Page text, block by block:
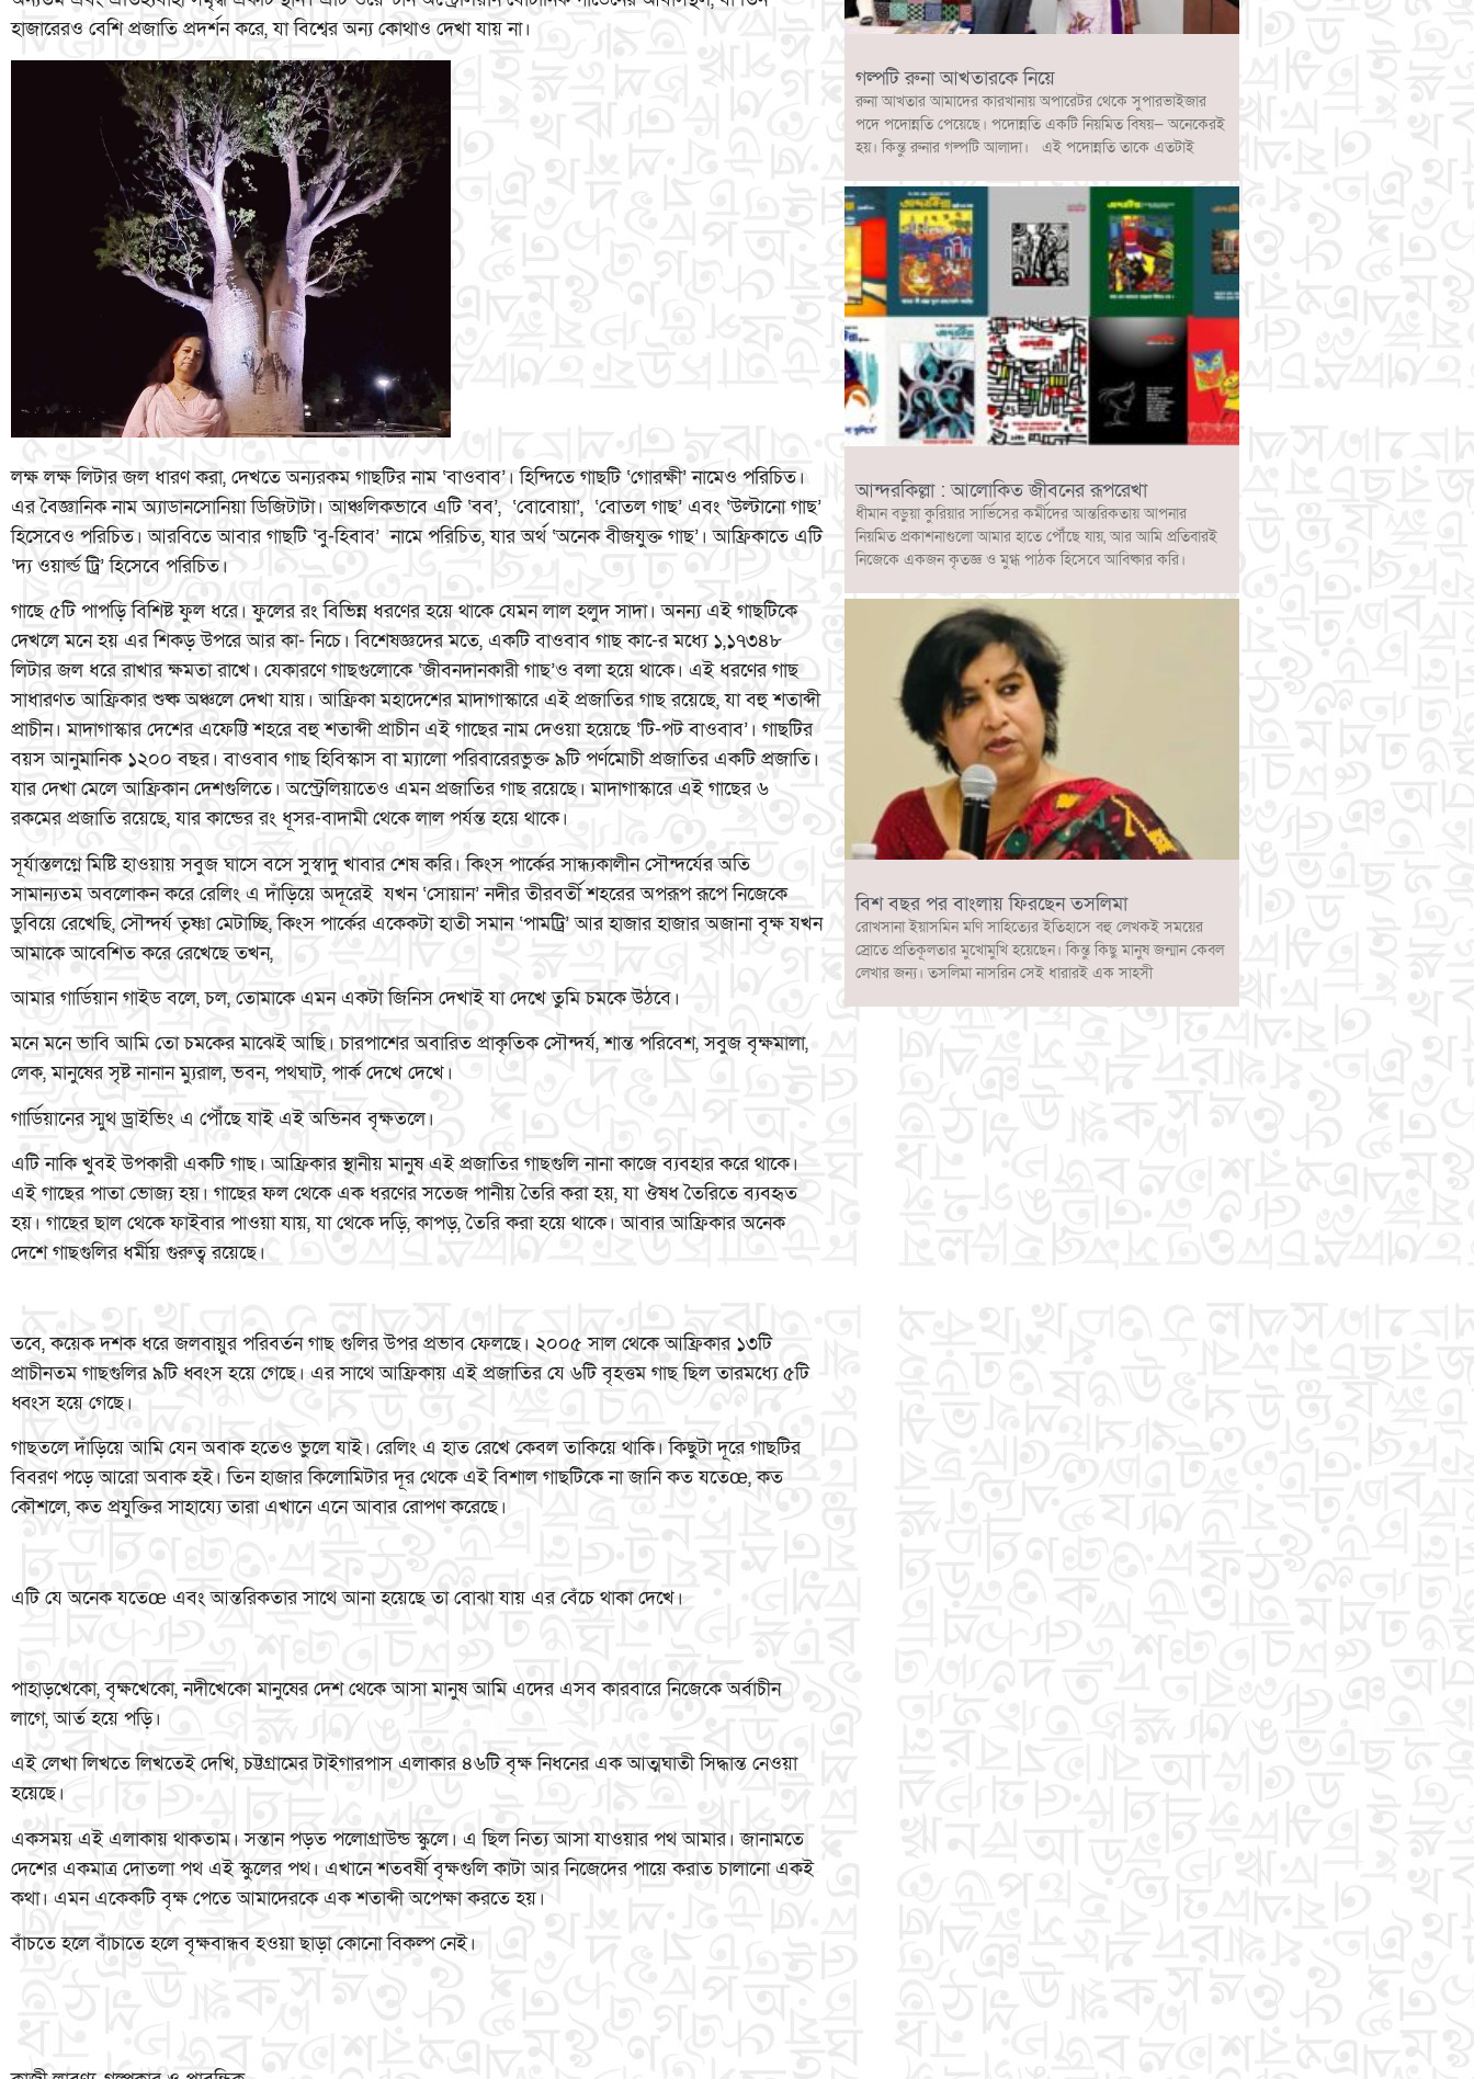
হাজারেরও বেশি প্রজাতি প্রদর্শন করে, যা বিশ্বের অন্য কোথাও দেখা যায় না।
লক্ষ লক্ষ লিটার জল ধারণ করা, দেখতে অন্যরকম গাছটির নাম ‘বাওবাব’। হিন্দিতে গাছটি ‘গোরক্ষী’ নামেও পরিচিত।
এর বৈজ্ঞানিক নাম অ্যাডানসোনিয়া ডিজিটাটা। আঞ্চলিকভাবে এটি ‘বব’, ‘বোবোয়া’, ‘বোতল গাছ’ এবং ‘উল্টানো গাছ’
হিসেবেও পরিচিত। আরবিতে আবার গাছটি ‘বু-হিবাব’ নামে পরিচিত, যার অর্থ ‘অনেক বীজযুক্ত গাছ’। আফ্রিকাতে এটি
‘দ্য ওয়ার্ল্ড ট্রি’ হিসেবে পরিচিত।
গাছে ৫টি পাপড়ি বিশিষ্ট ফুল ধরে। ফুলের রং বিভিন্ন ধরণের হয়ে থাকে যেমন লাল হলুদ সাদা। অনন্য এই গাছটিকে
দেখলে মনে হয় এর শিকড় উপরে আর কা- নিচে। বিশেষজ্ঞদের মতে, একটি বাওবাব গাছ কা-ের মধ্যে ১,১৭৩৪৮
লিটার জল ধরে রাখার ক্ষমতা রাখে। যেকারণে গাছগুলোকে ‘জীবনদানকারী গাছ’ও বলা হয়ে থাকে। এই ধরণের গাছ
সাধারণত আফ্রিকার শুষ্ক অঞ্চলে দেখা যায়। আফ্রিকা মহাদেশের মাদাগাস্কারে এই প্রজাতির গাছ রয়েছে, যা বহু শতাব্দী
প্রাচীন। মাদাগাস্কার দেশের এফেট্টি শহরে বহু শতাব্দী প্রাচীন এই গাছের নাম দেওয়া হয়েছে ‘টি-পট বাওবাব’। গাছটির
বয়স আনুমানিক ১২০০ বছর। বাওবাব গাছ হিবিস্কাস বা ম্যালো পরিবারেরভুক্ত ৯টি পর্ণমোচী প্রজাতির একটি প্রজাতি।
যার দেখা মেলে আফ্রিকান দেশগুলিতে। অস্ট্রেলিয়াতেও এমন প্রজাতির গাছ রয়েছে। মাদাগাস্কারে এই গাছের ৬
রকমের প্রজাতি রয়েছে, যার কান্ডের রং ধূসর-বাদামী থেকে লাল পর্যন্ত হয়ে থাকে।
সূর্যাস্তলগ্নে মিষ্টি হাওয়ায় সবুজ ঘাসে বসে সুস্বাদু খাবার শেষ করি। কিংস পার্কের সান্ধ্যকালীন সৌন্দর্যের অতি
সামান্যতম অবলোকন করে রেলিং এ দাঁড়িয়ে অদূরেই যখন ‘সোয়ান’ নদীর তীরবর্তী শহরের অপরূপ রূপে নিজেকে
ডুবিয়ে রেখেছি, সৌন্দর্য তৃষ্ণা মেটাচ্ছি, কিংস পার্কের একেকটা হাতী সমান ‘পামট্রি’ আর হাজার হাজার অজানা বৃক্ষ যখন
আমাকে আবেশিত করে রেখেছে তখন,
আমার গার্ডিয়ান গাইড বলে, চল, তোমাকে এমন একটা জিনিস দেখাই যা দেখে তুমি চমকে উঠবে।
মনে মনে ভাবি আমি তো চমকের মাঝেই আছি। চারপাশের অবারিত প্রাকৃতিক সৌন্দর্য, শান্ত পরিবেশ, সবুজ বৃক্ষমালা,
লেক, মানুষের সৃষ্ট নানান ম্যুরাল, ভবন, পথঘাট, পার্ক দেখে দেখে।
গার্ডিয়ানের স্মুথ ড্রাইভিং এ পৌঁছে যাই এই অভিনব বৃক্ষতলে।
এটি নাকি খুবই উপকারী একটি গাছ। আফ্রিকার স্থানীয় মানুষ এই প্রজাতির গাছগুলি নানা কাজে ব্যবহার করে থাকে।
এই গাছের পাতা ভোজ্য হয়। গাছের ফল থেকে এক ধরণের সতেজ পানীয় তৈরি করা হয়, যা ঔষধ তৈরিতে ব্যবহৃত
হয়। গাছের ছাল থেকে ফাইবার পাওয়া যায়, যা থেকে দড়ি, কাপড়, তৈরি করা হয়ে থাকে। আবার আফ্রিকার অনেক
দেশে গাছগুলির ধর্মীয় গুরুত্ব রয়েছে।
তবে, কয়েক দশক ধরে জলবায়ুর পরিবর্তন গাছ গুলির উপর প্রভাব ফেলছে। ২০০৫ সাল থেকে আফ্রিকার ১৩টি
প্রাচীনতম গাছগুলির ৯টি ধ্বংস হয়ে গেছে। এর সাথে আফ্রিকায় এই প্রজাতির যে ৬টি বৃহত্তম গাছ ছিল তারমধ্যে ৫টি
ধ্বংস হয়ে গেছে।
গাছতলে দাঁড়িয়ে আমি যেন অবাক হতেও ভুলে যাই। রেলিং এ হাত রেখে কেবল তাকিয়ে থাকি। কিছুটা দূরে গাছটির
বিবরণ পড়ে আরো অবাক হই। তিন হাজার কিলোমিটার দূর থেকে এই বিশাল গাছটিকে না জানি কত যতেœ, কত
কৌশলে, কত প্রযুক্তির সাহায্যে তারা এখানে এনে আবার রোপণ করেছে।
এটি যে অনেক যতেœ এবং আন্তরিকতার সাথে আনা হয়েছে তা বোঝা যায় এর বেঁচে থাকা দেখে।
পাহাড়খেকো, বৃক্ষখেকো, নদীখেকো মানুষের দেশ থেকে আসা মানুষ আমি এদের এসব কারবারে নিজেকে অর্বাচীন
লাগে, আর্ত হয়ে পড়ি।
এই লেখা লিখতে লিখতেই দেখি, চট্টগ্রামের টাইগারপাস এলাকার ৪৬টি বৃক্ষ নিধনের এক আত্মঘাতী সিদ্ধান্ত নেওয়া
হয়েছে।
একসময় এই এলাকায় থাকতাম। সন্তান পড়ত পলোগ্রাউন্ড স্কুলে। এ ছিল নিত্য আসা যাওয়ার পথ আমার। জানামতে
দেশের একমাত্র দোতলা পথ এই স্কুলের পথ। এখানে শতবর্ষী বৃক্ষগুলি কাটা আর নিজেদের পায়ে করাত চালানো একই
কথা। এমন একেকটি বৃক্ষ পেতে আমাদেরকে এক শতাব্দী অপেক্ষা করতে হয়।
বাঁচতে হলে বাঁচাতে হলে বৃক্ষবান্ধব হওয়া ছাড়া কোনো বিকল্প নেই।
গল্পটি রুনা আখতারকে নিয়ে
রুনা আখতার আমাদের কারখানায় অপারেটর থেকে সুপারভাইজার
পদে পদোন্নতি পেয়েছে। পদোন্নতি একটি নিয়মিত বিষয়— অনেকেরই
হয়। কিন্তু রুনার গল্পটি আলাদা। এই পদোন্নতি তাকে এতটাই
আন্দরকিল্লা : আলোকিত জীবনের রূপরেখা
ধীমান বড়ুয়া কুরিয়ার সার্ভিসের কর্মীদের আন্তরিকতায় আপনার
নিয়মিত প্রকাশনাগুলো আমার হাতে পৌঁছে যায়, আর আমি প্রতিবারই
নিজেকে একজন কৃতজ্ঞ ও মুগ্ধ পাঠক হিসেবে আবিষ্কার করি।
বিশ বছর পর বাংলায় ফিরছেন তসলিমা
রোখসানা ইয়াসমিন মণি সাহিত্যের ইতিহাসে বহু লেখকই সময়ের
স্রোতে প্রতিকূলতার মুখোমুখি হয়েছেন। কিন্তু কিছু মানুষ জন্মান কেবল
লেখার জন্য। তসলিমা নাসরিন সেই ধারারই এক সাহসী